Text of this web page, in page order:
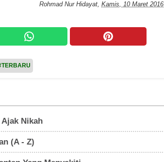
Rohmad Nur Hidayat, Kamis, 10 Maret 2016
Nikah
(A - Z)